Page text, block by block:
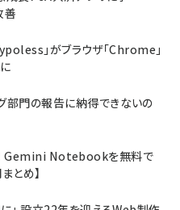
善
」がブラウザ「Chrome」
部門の報告に納得できないの
Gemini Notebookを無料で
とめ】